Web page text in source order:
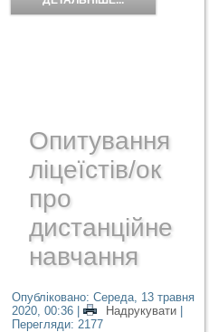
Опитування
ліцеїстів/ок
про
дистанційне
навчання
Опубліковано: Середа, 13 травня
2020, 00:36| Надрукувати
Перегляди: 2177